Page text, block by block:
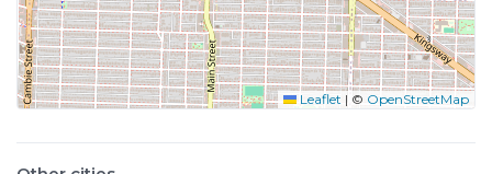
Leaflet | © OpenStreetMap